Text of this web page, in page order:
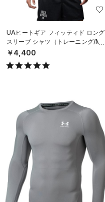
UAヒートギア フィッティド ロング
スリーブ シャツ（トレーニング/ME
N）
￥4,400